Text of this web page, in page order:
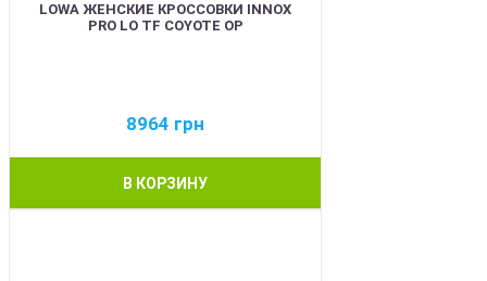
LOWA ЖЕНСКИЕ КРОССОВКИ INNOX
PRO LO TF COYOTE OP
8964 грн
В КОРЗИНУ